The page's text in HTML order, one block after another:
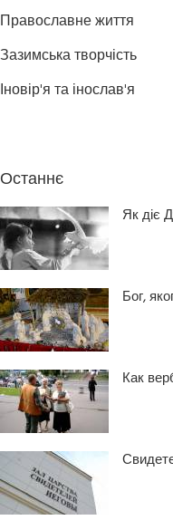
Православне життя
Зазимська творчість
Іновір'я та інослав'я
Останнє
Як діє
Бог,
Как